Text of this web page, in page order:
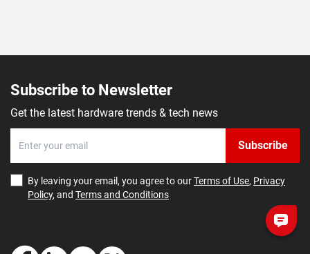
Subscribe to Newsletter
Get the latest hardware trends & tech news
Subscribe
By leaving your email, you agree to ourTerms of Use, Privacy
Policy, and Terms and Conditions